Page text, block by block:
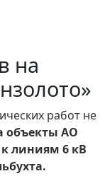
на
работ не
объекты АО
линиям 6 кВ